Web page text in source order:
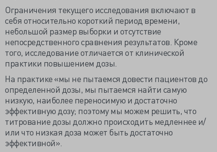
Ограничения текущего исследования включают в
себя относительно короткий период времени,
небольшой размер выборки и отсутствие
непосредственного сравнения результатов. Кроме
того, исследование отличается от клинической
практики повышением дозы.
На практике «мы не пытаемся довести пациентов до
определенной дозы, мы пытаемся найти самую
низкую, наиболее переносимую и достаточно
эффективную дозу; поэтому мы можем решить, что
титрование дозы должно происходить медленнее и/
или что низкая доза может быть достаточно
эффективной».